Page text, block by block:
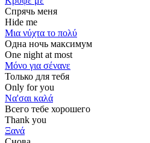
Спрячь меня
Hide me
Μια νύχτα το πολύ
Одна ночь максимум
One night at most
Μόνο για σένανε
Только для тебя
Only for you
Να'σαι καλά
Всего тебе хорошего
Thank you
Ξανά